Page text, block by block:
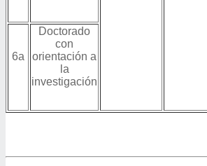
6a
Doctorado
con
orientación a
la
investigación